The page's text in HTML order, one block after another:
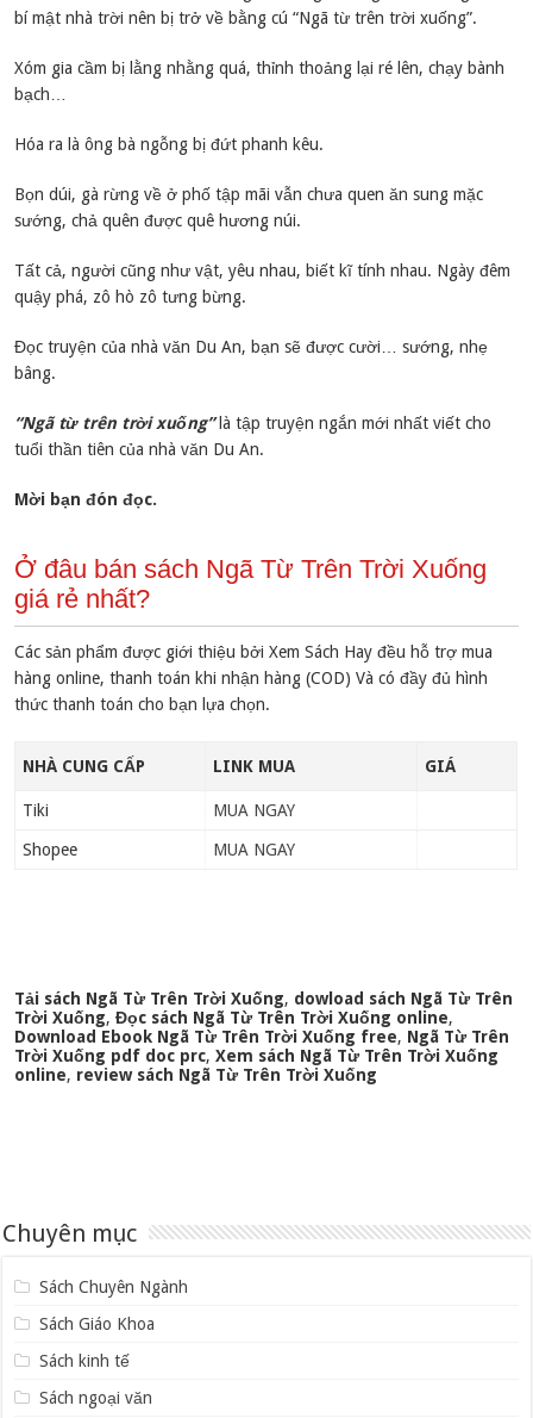
bí mật nhà trời nên bị trở về bằng cú “Ngã từ trên trời xuống”.
Xóm gia cầm bị lằng nhằng quá, thỉnh thoảng lại ré lên, chạy bành
bạch…
Hóa ra là ông bà ngỗng bị đứt phanh kêu.
Bọn dúi, gà rừng về ở phố tập mãi vẫn chưa quen ăn sung mặc
sướng, chả quên được quê hương núi.
Tất cả, người cũng như vật, yêu nhau, biết kĩ tính nhau. Ngày đêm
quậy phá, zô hò zô tưng bừng.
Đọc truyện của nhà văn Du An, bạn sẽ được cười… sướng, nhẹ
bâng.
“Ngã từ trên trời xuống”là tập truyện ngắn mới nhất viết cho
tuổi thần tiên của nhà văn Du An.
Mời bạn đón đọc.
Ở đâu bán sách Ngã Từ Trên Trời Xuống
giá rẻ nhất?
Các sản phẩm được giới thiệu bởi Xem Sách Hay đều hỗ trợ mua
hàng online, thanh toán khi nhận hàng (COD) Và có đầy đủ hình
thức thanh toán cho bạn lựa chọn.
NHÀ CUNG CẤP LINK MUA GIÁ
Tiki MUA NGAY
Shopee MUA NGAY
Tải sách Ngã Từ Trên Trời Xuống, dowload sách Ngã Từ Trên
Trời Xuống,Đọc sách Ngã Từ Trên Trời Xuống online,
Download Ebook Ngã Từ Trên Trời Xuống free, Ngã Từ Trên
Trời Xuống pdf doc prc,Xem sách Ngã Từ Trên Trời Xuống
online, review sách Ngã Từ Trên Trời Xuống
Chuyên mục
Sách Chuyên Ngành
Sách Giáo Khoa
Sách kinh tế
Sách ngoại văn